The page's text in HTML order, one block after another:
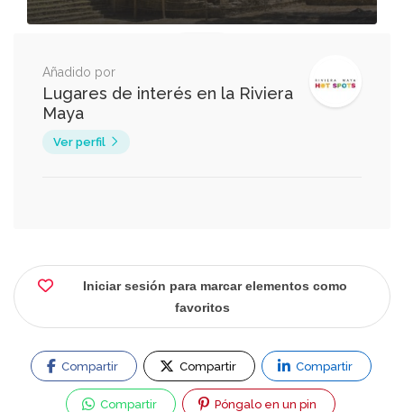
Añadido por
Lugares de interés en la Riviera
Maya
Ver perfil
Iniciar sesión para marcar elementos como
favoritos
Compartir Compartir Compartir
Compartir Póngalo en un pin